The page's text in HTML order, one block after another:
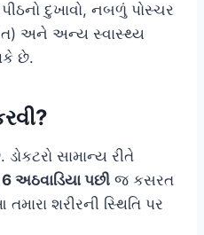
દુખાવો, નબળું પોસ્ચર
અને અન્ય સ્વાસ્થ્ય
છે.
સામાન્ય રીતે
6 અઠવાડિયા પછી જ કસરત
શરીરની સ્થિતિ પર